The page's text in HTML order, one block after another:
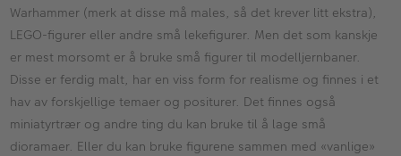
Warhammer (merk at disse må males, så det krever litt ekstra),
LEGO-figurer eller andre små lekefigurer. Men det som kanskje
er mest morsomt er å bruke små figurer til modelljernbaner.
Disse er ferdig malt, har en viss form for realisme og finnes i et
hav av forskjellige temaer og positurer. Det finnes også
miniatyrtrær og andre ting du kan bruke til å lage små
dioramaer. Eller du kan bruke figurene sammen med «vanlige»